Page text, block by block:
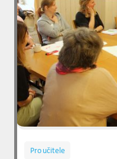
Pro učitele